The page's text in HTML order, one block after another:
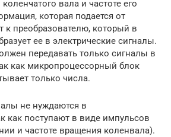
вала и частоте его
которая подается от
к преобразователю, который в
ее в электрические сигналы.
передавать только сигналы в
как микропроцессорный блок
только числа.
не нуждаются в
как поступают в виде импульсов
и частоте вращения коленвала).